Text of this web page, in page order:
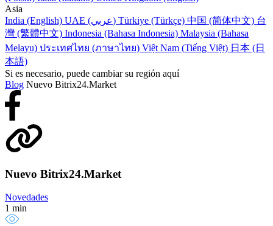
Asia
India (English)
UAE (عربي) Türkiye (Türkçe) 中国 (简体中文) 台
灣 (繁體中文) Indonesia (Bahasa Indonesia) Malaysia (Bahasa
Melayu) ประเทศไทย (ภาษาไทย) Việt Nam (Tiếng Việt) 日本 (日
本語)
Si es necesario, puede cambiar su región aquí
Blog Nuevo Bitrix24.Market
Nuevo Bitrix24.Market
Novedades
1 min